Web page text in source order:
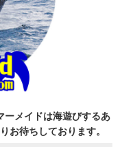
ーメイドは海遊びするあ
お待ちしております。